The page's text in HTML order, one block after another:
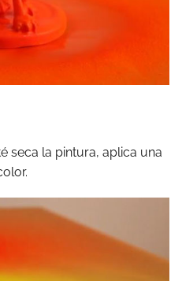
seca la pintura, aplica una